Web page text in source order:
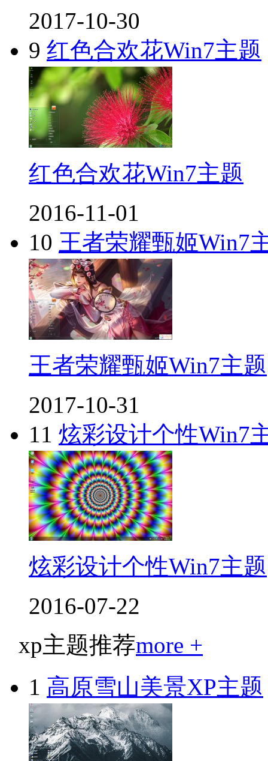
2017-10-30
9 红色合欢花Win7主题
红色合欢花Win7主题
2016-11-01
10 王者荣耀甄姬Win7
王者荣耀甄姬Win7主题
2017-10-31
11 炫彩设计个性Win7
炫彩设计个性Win7主题
2016-07-22
xp主题推荐more +
1 高原雪山美景XP主题